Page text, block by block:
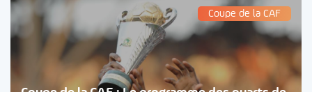
Coupe de la CAF